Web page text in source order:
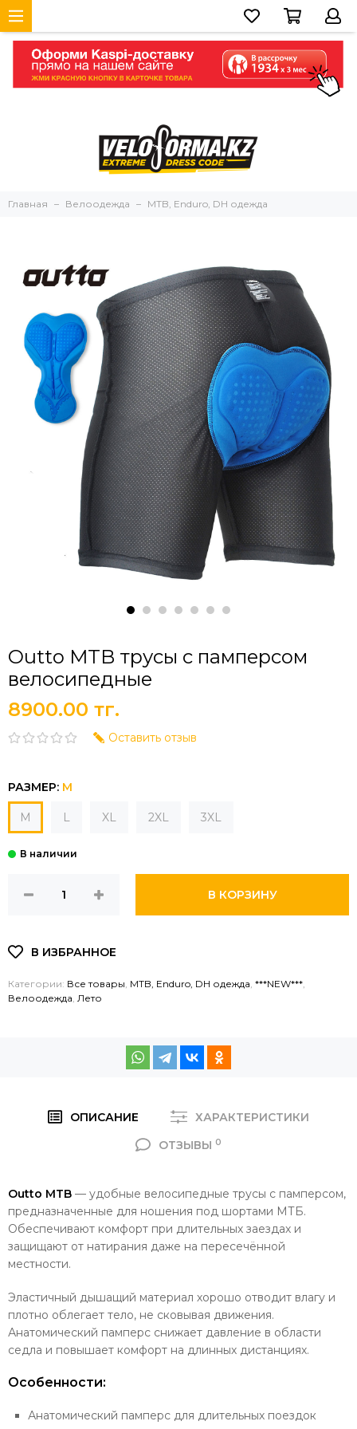
Главная Велоодежда MTB, Enduro, DH одежда
Outto MTB трусы с памперсом
велосипедные
8900.00 тг.
Оставить отзыв
РАЗМЕР: M
M L XL 2XL 3XL
В КОРЗИНУ
Категории: Все товары MTB, Enduro, DH одежда ***NEW***
Велоодежда Лето
ОПИСАНИЕ
ХАРАКТЕРИСТИКИ
ОТЗЫВЫ 0
Outto MTB — удобные велосипедные трусы с памперсом,
предназначенные для ношения под шортами МТБ.
Обеспечивают комфорт при длительных заездах и
защищают от натирания даже на пересечённой
местности.
Эластичный дышащий материал хорошо отводит влагу и
плотно облегает тело, не сковывая движения.
Анатомический памперс снижает давление в области
седла и повышает комфорт на длинных дистанциях.
Особенности:
Анатомический памперс для длительных поездок